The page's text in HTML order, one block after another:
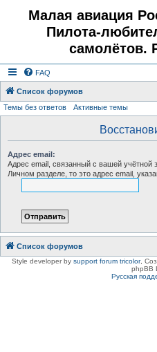
Малая авиация
Пилота-
самолётов.
FAQ
Список форумов
Темы без ответов Активные темы
Адрес email:
Адрес email, связанный с вашей учётной
Личном разделе, то это адрес email,
Список форумов
Style developer by support forum tricolor,
phpBB
Русская